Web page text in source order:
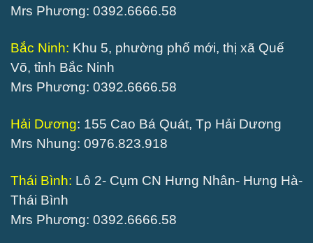
Mrs Phương: 0392.6666.58
Bắc Ninh: Khu 5, phường phố mới, thị xã Quế
Võ, tỉnh Bắc Ninh
Mrs Phương: 0392.6666.58
Hải Dương: 155 Cao Bá Quát, Tp Hải Dương
Mrs Nhung: 0976.823.918
Thái Bình: Lô 2- Cụm CN Hưng Nhân- Hưng Hà-
Thái Bình
Mrs Phương: 0392.6666.58